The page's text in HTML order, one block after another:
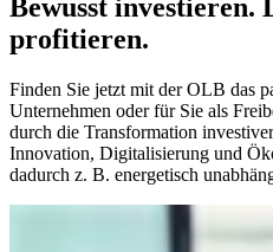
Bewusst
profitieren.
Finden Sie jetzt mit der OLB das
Unternehmen oder für Sie als
durch die Transformation
Innovation, Digitalisierung und
dadurch z. B. energetisch